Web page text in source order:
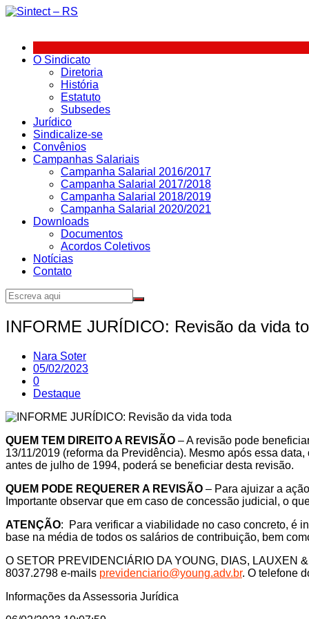
Ir
conteúdo
O Sindicato
Diretoria
História
Estatuto
Subsedes
Jurídico
Sindicalize-se
Convênios
Campanhas Salariais
Campanha Salarial 2016/2017
Campanha Salarial 2017/2018
Campanha Salarial 2018/2019
Campanha Salarial 2020/2021
Downloads
Documentos
Acordos Coletivos
Notícias
Contato
INFORME JURÍDICO: Revisão da vida
Nara Soter
05/02/2023
0
Destaque
QUEM TEM DIREITO A REVISÃO – A revisão pode
13/11/2019 (reforma da Previdência). Mesmo após essa
antes de julho de 1994, poderá se beneficiar desta revisão.
QUEM PODE REQUERER A REVISÃO – Para ajuizar a
Importante observar que em caso de concessão judicial, o
ATENÇÃO: Para verificar a viabilidade no caso concreto, é
base na média de todos os salários de contribuição, bem
O SETOR PREVIDENCIÁRIO DA YOUNG, DIAS, LAUXEN
8037.2798 e-mails previdenciario@young.adv.br. O telefone
Informações da Assessoria Jurídica